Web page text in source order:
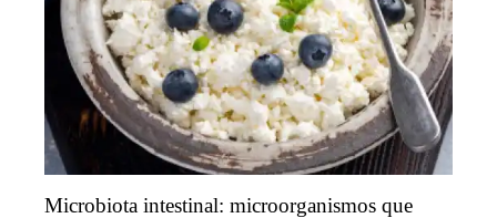
Microbiota intestinal: microorganismos que